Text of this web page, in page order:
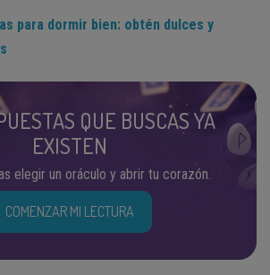
para dormir bien: obtén dulces y
QUE BUSCAS YA
EXISTEN
elegir un oráculo y abrir tu corazón.
COMENZAR MI LECTURA